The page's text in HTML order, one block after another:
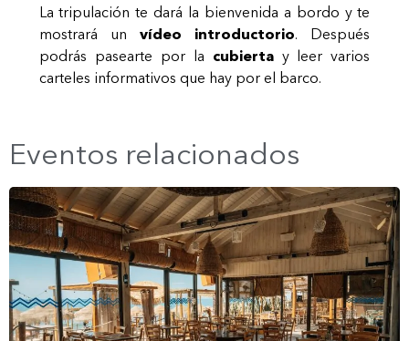
La tripulación te dará la bienvenida a bordo y te
mostrará un vídeo introductorio. Después
podrás pasearte por la cubiertay leer varios
carteles informativos que hay por el barco.
Eventos relacionados